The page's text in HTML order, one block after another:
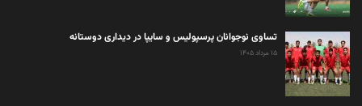
تساوی نوجوانان پرسپولیس و سایپا در دیداری دوستانه
۱۵ مرداد ۱۴۰۵